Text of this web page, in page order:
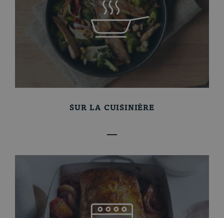
Thème du moment
SUR LA CUISINIÈRE